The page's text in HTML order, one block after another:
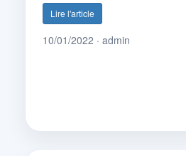
Lire l'article
10/01/2022 · admin